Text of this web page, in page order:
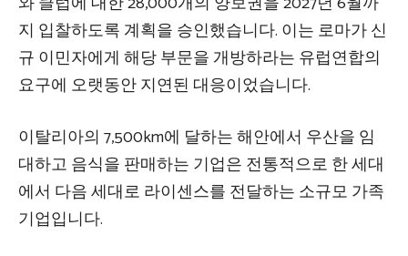
지 입찰하도록 계획을 승인했습니다. 이는 로마가 신
규 이민자에게 해당 부문을 개방하라는 유럽연합의
요구에 오랫동안 지연된 대응이었습니다.
이탈리아의 7,500km에 달하는 해안에서 우산을 임
대하고 음식을 판매하는 기업은 전통적으로 한 세대
에서 다음 세대로 라이센스를 전달하는 소규모 가족
기업입니다.